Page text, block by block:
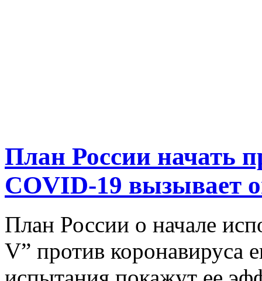
План России начать
COVID-19 вызывает
План России о начале
V” против коронавируса